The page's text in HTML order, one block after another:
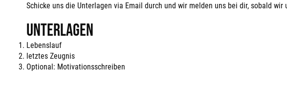
Schicke uns die Unterlagen via Email durch und wir melden uns bei dir, sobald
Unterlagen
Lebenslauf
letztes Zeugnis
Optional: Motivationsschreiben